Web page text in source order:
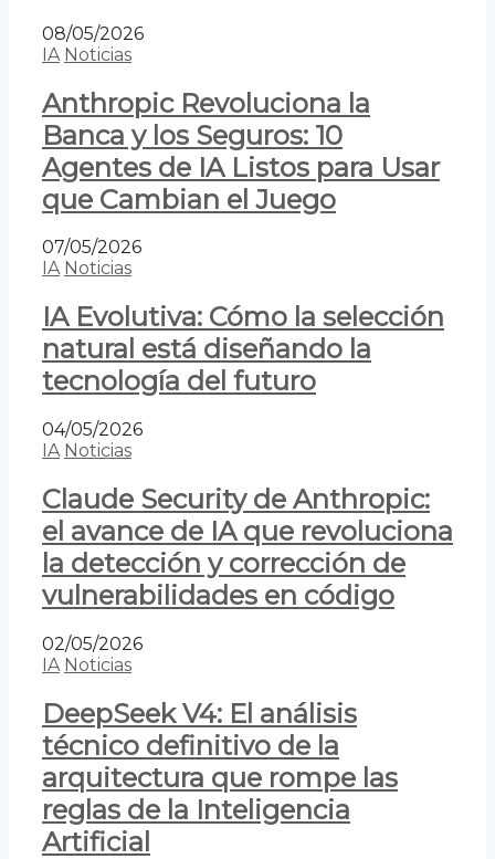
08/05/2026
IA Noticias
Anthropic Revoluciona la
Banca y los Seguros: 10
Agentes de IA Listos para Usar
que Cambian el Juego
07/05/2026
IA Noticias
IA Evolutiva: Cómo la selección
natural está diseñando la
tecnología del futuro
04/05/2026
IA Noticias
Claude Security de Anthropic:
el avance de IA que revoluciona
la detección y corrección de
vulnerabilidades en código
02/05/2026
IA Noticias
DeepSeek V4: El análisis
técnico definitivo de la
arquitectura que rompe las
reglas de la Inteligencia
Artificial